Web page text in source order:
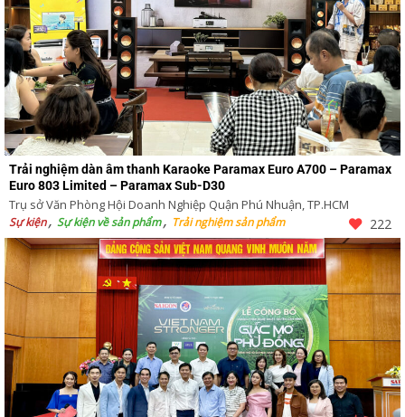
Trải nghiệm dàn âm thanh Karaoke Paramax Euro A700 – Paramax
Euro 803 Limited – Paramax Sub-D30
Trụ sở Văn Phòng Hội Doanh Nghiệp Quận Phú Nhuận, TP.HCM
Sự kiện Sự kiện về sản phẩm Trải nghiệm sản phẩm 222